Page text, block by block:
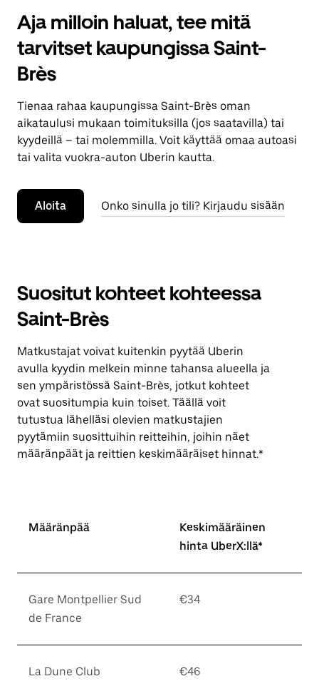
Aja milloin haluat, tee mitä
tarvitset kaupungissa Saint-
Brès
Tienaa rahaa kaupungissa Saint-Brès oman
aikataulusi mukaan toimituksilla (jos saatavilla) tai
kyydeillä – tai molemmilla. Voit käyttää omaa autoasi
tai valita vuokra-auton Uberin kautta.
Aloita Onko sinulla jo tili? Kirjaudu sisään
Suositut kohteet kohteessa
Saint-Brès
Matkustajat voivat kuitenkin pyytää Uberin
avulla kyydin melkein minne tahansa alueella ja
sen ympäristössä Saint-Brès, jotkut kohteet
ovat suositumpia kuin toiset. Täällä voit
tutustua lähelläsi olevien matkustajien
pyytämiin suosittuihin reitteihin, joihin näet
määränpäät ja reittien keskimääräiset hinnat.*
Määränpää
Keskimääräinen
hinta UberX:llä*
Gare Montpellier Sud
de France
€34
La Dune Club €46